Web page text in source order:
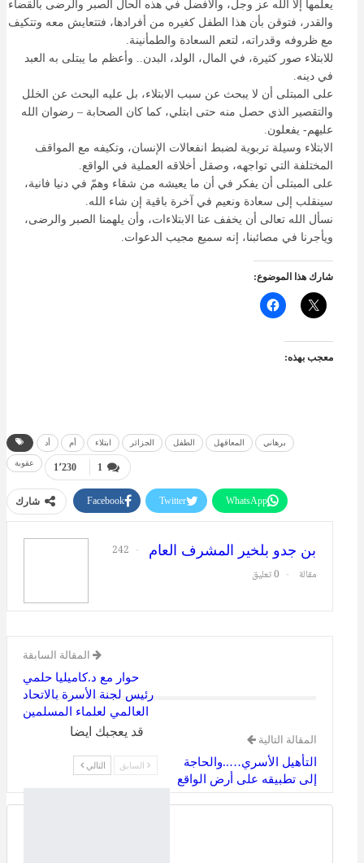
يعلمها إلا الله عز وجل، والأفضل في هذه الحال الصبر والرضى بالقضاء
والقدر، فتوقن بأن هذا الطفل كغيره من أفرادها، فتتعايش معه وتتكيف
مع ظروفه وقدراته، لتعم السعادة والطمأنينة.
للابتلاء صور كثيرة، في المال، الولد، البدن.. وأعظم ما يبتلى به العبد
في دينه.
على المبتلى أن لا يبحث عن سبب الابتلاء، بل عليه البحث عن الخلل
والتقصير الذي حصل منه حتى ابتلي، كما كان الصحابة – رضوان الله
عليهم- يفعلون.
الابتلاء وسيلة تربوية لضبط انفعالات الإنسان، وتكيفه مع المواقف
المختلفة التي تواجهه، وصقل أخلاقه العملية في الواقع.
على المبتلى أن يفكر في أن ما يعيشه من شقاء وهمّ في دنيا فانية،
سينقلب إلى سعادة ونعيم في آخرة باقية إن شاء الله.
نسأل الله تعالى أن يخفف عنا الابتلاءات، وأن يلهمنا الصبر والرضى،
ويأجرنا في مصائبنا، إنه سميع مجيب الدعوات.
شارك هذا الموضوع:
معجب بهذه:
أد أم ابتلاء الجزائر الطفل المعاقهل برهاني
عقوبة 1 1٬230
شارك Facebook Twitter WhatsApp
بن جدو بلخير المشرف العام
242
مقالة
0 تعليق
المقالة السابقة
حوار مع د.كاميليا حلمي
رئيس لجنة الأسرة بالاتحاد
العالمي لعلماء المسلمين
المقالة التالية
التأهيل الأسري…..والحاجة
إلى تطبيقه على أرض الواقع
قد يعجبك ايضا
السابق التالي